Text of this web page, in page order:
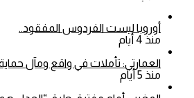
أوروبا ليست الفردوس المفقود..
منذ 4 أيام
العمارتي: تأملات في واقع ومآل حماية اللاجئين بعد مرور 75 سنة على اعتماد الأمم
منذ 5 أيام